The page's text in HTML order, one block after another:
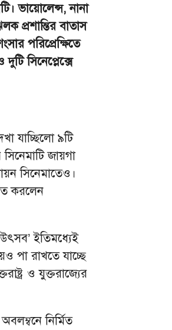
ভায়োলেন্স, নানা
প্রশান্তির বাতাস
পরিপ্রেক্ষিতে
সিনেপ্লেক্সে
যাচ্ছিলো ৯টি
জায়গা
সিনেমাতেও।
করলেন
ইতিমধ্যেই
পা রাখতে যাচ্ছে
ও যুক্তরাজ্যের
নির্মিত